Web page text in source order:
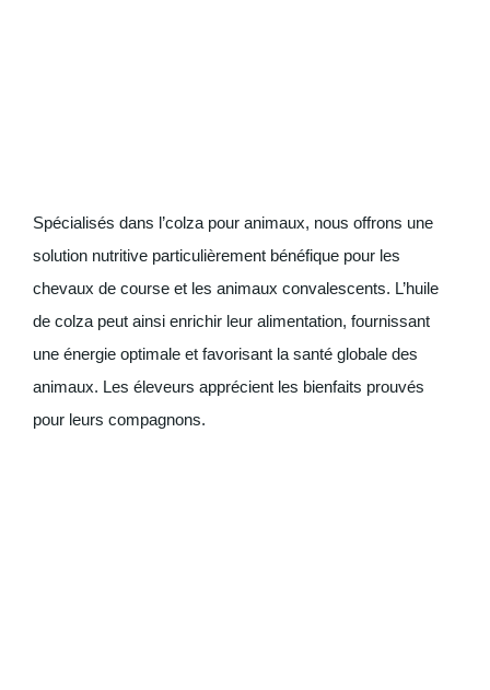
Spécialisés dans l’colza pour animaux, nous offrons une
solution nutritive particulièrement bénéfique pour les
chevaux de course et les animaux convalescents. L’huile
de colza peut ainsi enrichir leur alimentation, fournissant
une énergie optimale et favorisant la santé globale des
animaux. Les éleveurs apprécient les bienfaits prouvés
pour leurs compagnons.